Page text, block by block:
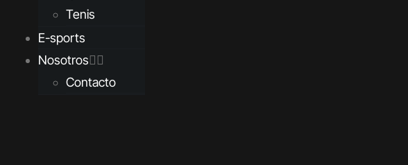
Tenis
E-sports
Nosotros
Contacto